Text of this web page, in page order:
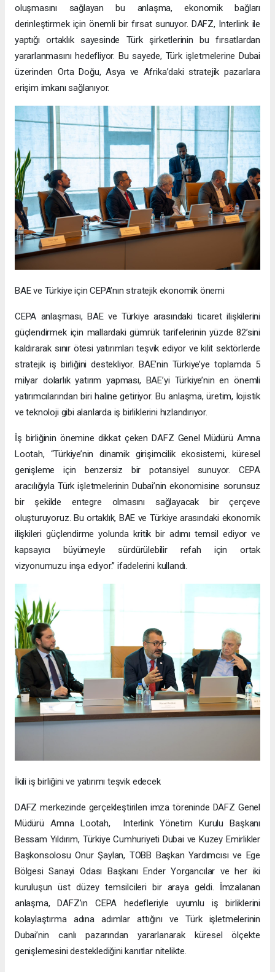
oluşmasını sağlayan bu anlaşma, ekonomik bağları
derinleştirmek için önemli bir fırsat sunuyor. DAFZ, Interlink ile
yaptığı ortaklık sayesinde Türk şirketlerinin bu fırsatlardan
yararlanmasını hedefliyor. Bu sayede, Türk işletmelerine Dubai
üzerinden Orta Doğu, Asya ve Afrika’daki stratejik pazarlara
erişim imkanı sağlanıyor.
BAE ve Türkiye için CEPA’nın stratejik ekonomik önemi
CEPA anlaşması, BAE ve Türkiye arasındaki ticaret ilişkilerini
güçlendirmek için mallardaki gümrük tarifelerinin yüzde 82’sini
kaldırarak sınır ötesi yatırımları teşvik ediyor ve kilit sektörlerde
stratejik iş birliğini destekliyor. BAE’nin Türkiye’ye toplamda 5
milyar dolarlık yatırım yapması, BAE’yi Türkiye’nin en önemli
yatırımcılarından biri haline getiriyor. Bu anlaşma, üretim, lojistik
ve teknoloji gibi alanlarda iş birliklerini hızlandırıyor.
İş birliğinin önemine dikkat çeken DAFZ Genel Müdürü Amna
Lootah, “Türkiye’nin dinamik girişimcilik ekosistemi, küresel
genişleme için benzersiz bir potansiyel sunuyor. CEPA
aracılığıyla Türk işletmelerinin Dubai’nin ekonomisine sorunsuz
bir şekilde entegre olmasını sağlayacak bir çerçeve
oluşturuyoruz. Bu ortaklık, BAE ve Türkiye arasındaki ekonomik
ilişkileri güçlendirme yolunda kritik bir adımı temsil ediyor ve
kapsayıcı büyümeyle sürdürülebilir refah için ortak
vizyonumuzu inşa ediyor.” ifadelerini kullandı.
İkili iş birliğini ve yatırımı teşvik edecek
DAFZ merkezinde gerçekleştirilen imza töreninde DAFZ Genel
Müdürü Amna Lootah, Interlink Yönetim Kurulu Başkanı
Bessam Yıldırım, Türkiye Cumhuriyeti Dubai ve Kuzey Emirlikler
Başkonsolosu Onur Şaylan, TOBB Başkan Yardımcısı ve Ege
Bölgesi Sanayi Odası Başkanı Ender Yorgancılar ve her iki
kuruluşun üst düzey temsilcileri bir araya geldi. İmzalanan
anlaşma, DAFZ’ın CEPA hedefleriyle uyumlu iş birliklerini
kolaylaştırma adına adımlar attığını ve Türk işletmelerinin
Dubai’nin canlı pazarından yararlanarak küresel ölçekte
genişlemesini desteklediğini kanıtlar nitelikte.